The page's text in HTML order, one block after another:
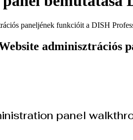
paneljének funkcióit a DISH
adminisztrációs